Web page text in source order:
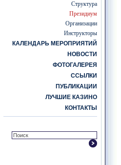
Структура
Президиум
Организации
Инструкторы
КАЛЕНДАРЬ МЕРОПРИЯТИЙ
НОВОСТИ
ФОТОГАЛЕРЕЯ
ССЫЛКИ
ПУБЛИКАЦИИ
ЛУЧШИЕ КАЗИНО
КОНТАКТЫ